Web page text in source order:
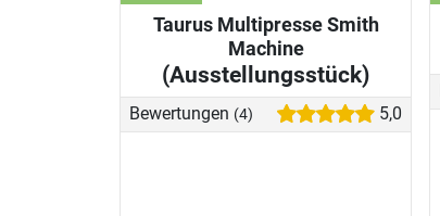
Taurus Multipresse Smith
Machine
(Ausstellungsstück)
Bewertungen (4) 5,0